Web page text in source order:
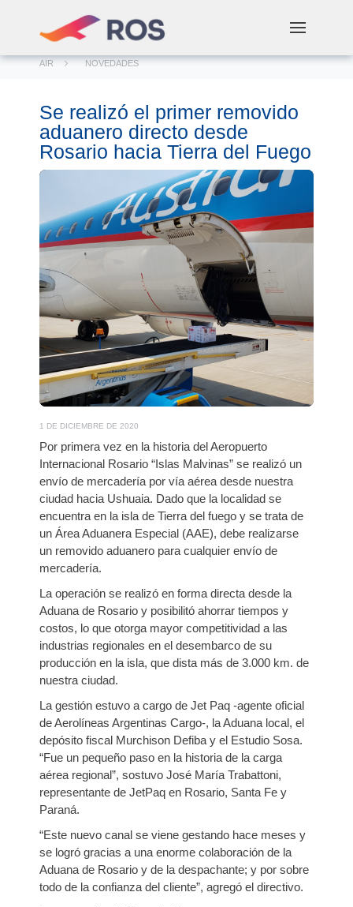
AIR NOVEDADES
Se realizó el primer removido
aduanero directo desde
Rosario hacia Tierra del Fuego
1 DE DICIEMBRE DE 2020
Por primera vez en la historia del Aeropuerto
Internacional Rosario “Islas Malvinas” se realizó un
envío de mercadería por vía aérea desde nuestra
ciudad hacia Ushuaia. Dado que la localidad se
encuentra en la isla de Tierra del fuego y se trata de
un Área Aduanera Especial (AAE), debe realizarse
un removido aduanero para cualquier envío de
mercadería.
La operación se realizó en forma directa desde la
Aduana de Rosario y posibilitó ahorrar tiempos y
costos, lo que otorga mayor competitividad a las
industrias regionales en el desembarco de su
producción en la isla, que dista más de 3.000 km. de
nuestra ciudad.
La gestión estuvo a cargo de Jet Paq -agente oficial
de Aerolíneas Argentinas Cargo-, la Aduana local, el
depósito fiscal Murchison Defiba y el Estudio Sosa.
“Fue un pequeño paso en la historia de la carga
aérea regional”, sostuvo José María Trabattoni,
representante de JetPaq en Rosario, Santa Fe y
Paraná.
“Este nuevo canal se viene gestando hace meses y
se logró gracias a una enorme colaboración de la
Aduana de Rosario y de la despachante; y por sobre
todo de la confianza del cliente”, agregó el directivo.